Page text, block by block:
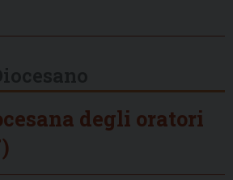
degli oratori